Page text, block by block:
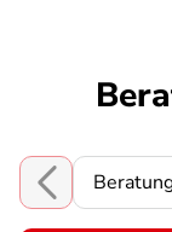
Choose a section